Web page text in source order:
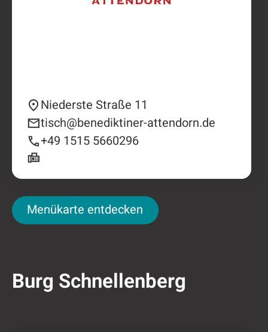
Niederste Straße 11
tisch@benediktiner-attendorn.de
+49 1515 5660296
Menükarte entdecken
Menükarte entdecken
Burg Schnellenberg